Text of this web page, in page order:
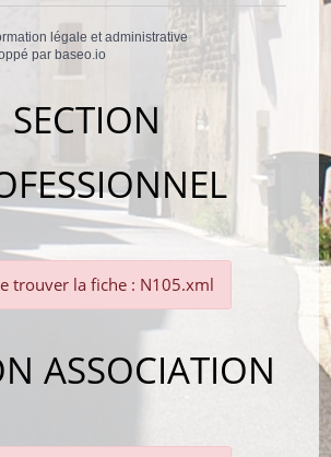
légale et administrative
parbaseo.io
SECTION
trouver la fiche : N105.xml
ASSOCIATION